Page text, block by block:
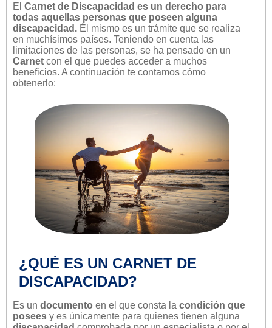
El Carnet de Discapacidad es un derecho para
todas aquellas personas que poseen alguna
discapacidad. Él mismo es un trámite que se realiza
en muchísimos países. Teniendo en cuenta las
limitaciones de las personas, se ha pensado en un
Carnet con el que puedes acceder a muchos
beneficios. A continuación te contamos cómo
obtenerlo:
¿QUÉ ES UN CARNET DE
DISCAPACIDAD?
Es un documento en el que consta la condición que
posees y es únicamente para quienes tienen alguna